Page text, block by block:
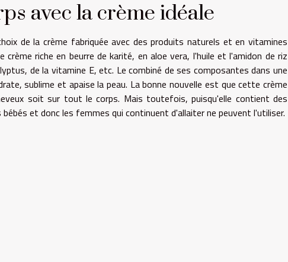
avec la crème idéale
de la crème fabriquée avec des produits naturels et en vitamines
riche en beurre de karité, en aloe vera, l'huile et l'amidon de riz
de la vitamine E, etc. Le combiné de ses composantes dans une
sublime et apaise la peau. La bonne nouvelle est que cette crème
soit sur tout le corps. Mais toutefois, puisqu'elle contient des
et donc les femmes qui continuent d'allaiter ne peuvent l'utiliser.